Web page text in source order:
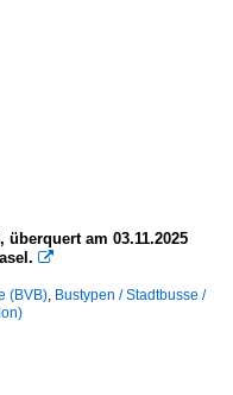
überquert am 03.11.2025

(BVB), Bustypen / Stadtbusse /